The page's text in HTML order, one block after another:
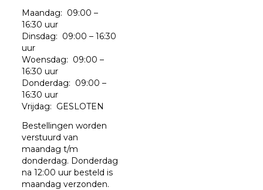
Maandag: 09:00 –
16:30 uur
Dinsdag: 09:00 – 16:30
uur
Woensdag: 09:00 –
16:30 uur
Donderdag: 09:00 –
16:30 uur
Vrijdag: GESLOTEN
Bestellingen worden
verstuurd van
maandag t/m
donderdag. Donderdag
na 12:00 uur besteld is
maandag verzonden.